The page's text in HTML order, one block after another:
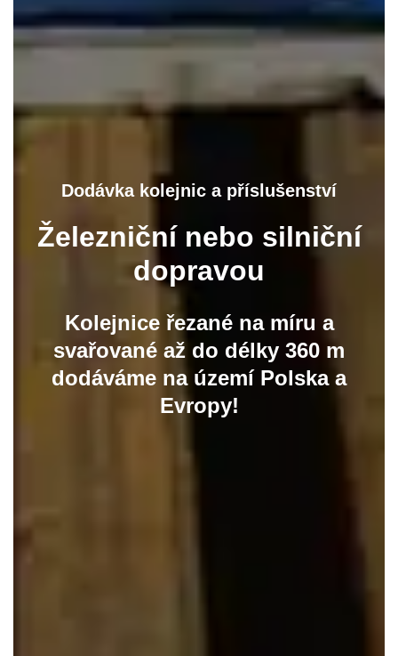
Dodávka kolejnic a příslušenství
Železniční nebo silniční
dopravou
Kolejnice řezané na míru a
svařované až do délky 360 m
dodáváme na území Polska a
Evropy!